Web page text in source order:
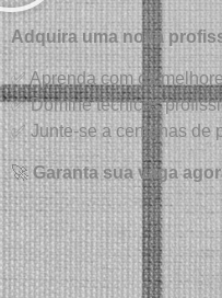
Adquira uma nova
✅ Aprenda com os
✅ Domine técnicas
✅ Junte-se a centenas de
🚀 Garanta sua vaga